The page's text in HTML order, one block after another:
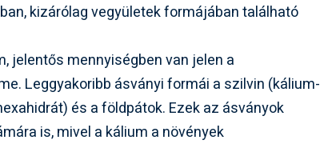
kizárólag vegyületek formájában található
jelentős mennyiségben van jelen a
Leggyakoribb ásványi formái a szilvin (kálium-
és a földpátok. Ezek az ásványok
is, mivel a kálium a növények